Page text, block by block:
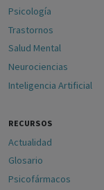
Psicología
Trastornos
Salud Mental
Neurociencias
Inteligencia Artificial
RECURSOS
Actualidad
Glosario
Psicofármacos